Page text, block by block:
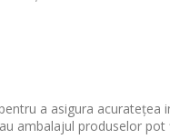
a asigura
ambalajul produselor